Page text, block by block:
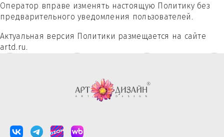
Оператор вправе изменять настоящую Политику без
предварительного уведомления пользователей.
Актуальная версия Политики размещается на сайте
artd.ru.